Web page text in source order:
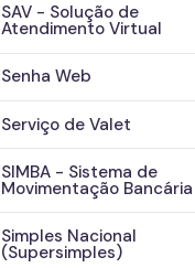
SAV - Solução de
Atendimento Virtual
Senha Web
Serviço de Valet
SIMBA - Sistema de
Movimentação Bancária
Simples Nacional
(Supersimples)